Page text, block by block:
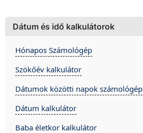
Dátum és idő kalkulátorok
Hónapos Számológép
Szökőév kalkulátor
Dátumok közötti napok számológép
Dátum kalkulátor
Baba életkor kalkulátor